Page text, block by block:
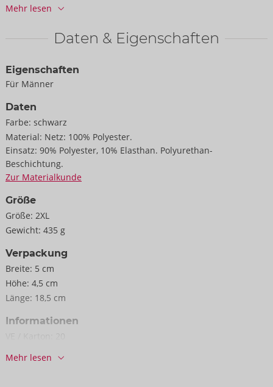
nietenbesetztem Mattlook-Riemen am Beutel.
100% Polyester; Mattlook 90% Polyester, 10% Elasthan,
Polyurethan-Beschichtung.
Mehr lesen
Daten & Eigenschaften
Eigenschaften
Für Männer
Daten
Farbe: schwarz
Material: Netz: 100% Polyester.
Einsatz: 90% Polyester, 10% Elasthan. Polyurethan-
Beschichtung.
Zur Materialkunde
Größe
Größe: 2XL
Gewicht: 435 g
Verpackung
Breite: 5 cm
Höhe: 4,5 cm
Länge: 18,5 cm
Informationen
Mehr lesen